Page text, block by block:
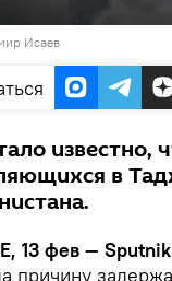
Исаев
известно,
в
13 фев —
причину